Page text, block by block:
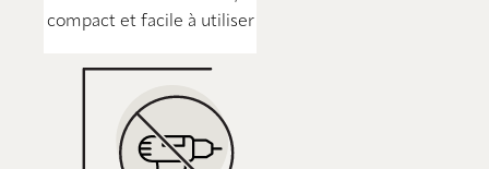
compact et facile à utiliser